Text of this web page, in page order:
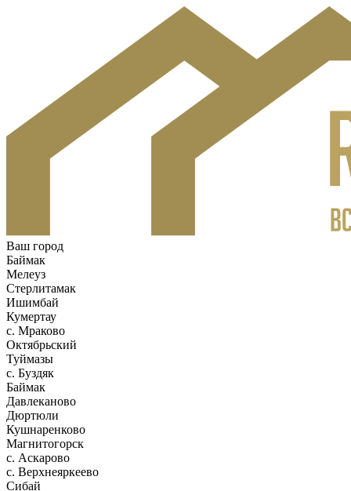
Ваш город
Баймак
Мелеуз
Стерлитамак
Ишимбай
Кумертау
c. Мраково
Октябрьский
Туймазы
c. Буздяк
Баймак
Давлеканово
Дюртюли
Кушнаренково
Магнитогорск
с. Аскарово
с. Верхнеяркеево
Сибай